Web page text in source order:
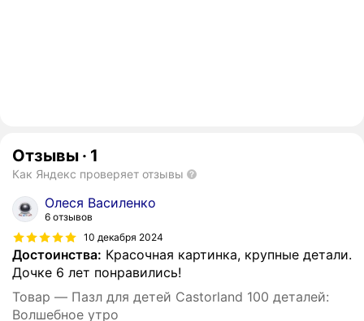
Отзывы · 1
Как Яндекс проверяет отзывы
Олеся Василенко
6 отзывов
10 декабря 2024
Достоинства: Красочная картинка, крупные детали.
Дочке 6 лет понравились!
Товар — Пазл для детей Castorland 100 деталей:
Волшебное утро